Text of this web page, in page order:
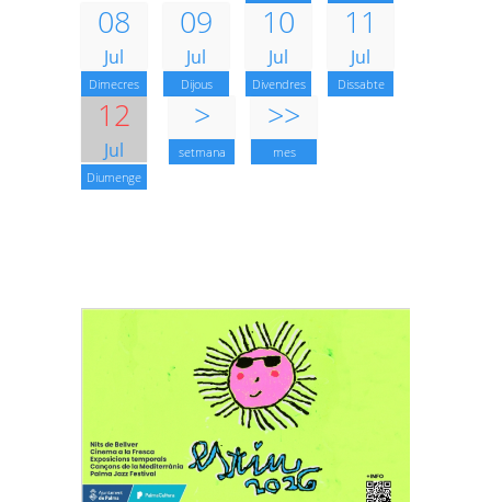
08
Jul
Dimecres
09
Jul
Dijous
10
Jul
Divendres
11
Jul
Dissabte
12
Jul
Diumenge
>
setmana
>>
mes